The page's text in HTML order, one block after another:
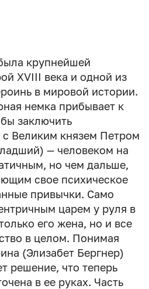
крупнейшей
XVIII века и одной из
в мировой истории.
немка прибывает к
заключить
с Великим князем Петром
— человеком на
но чем дальше,
свое психическое
привычки. Само
царем у руля в
его жена, но и все
в целом. Понимая
(Элизабет Бергнер)
решение, что теперь
в ее руках. Часть